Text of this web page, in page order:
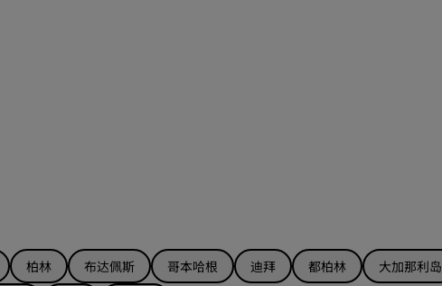
柏林 布达佩斯 哥本哈根 迪拜 都柏林 大加那利岛